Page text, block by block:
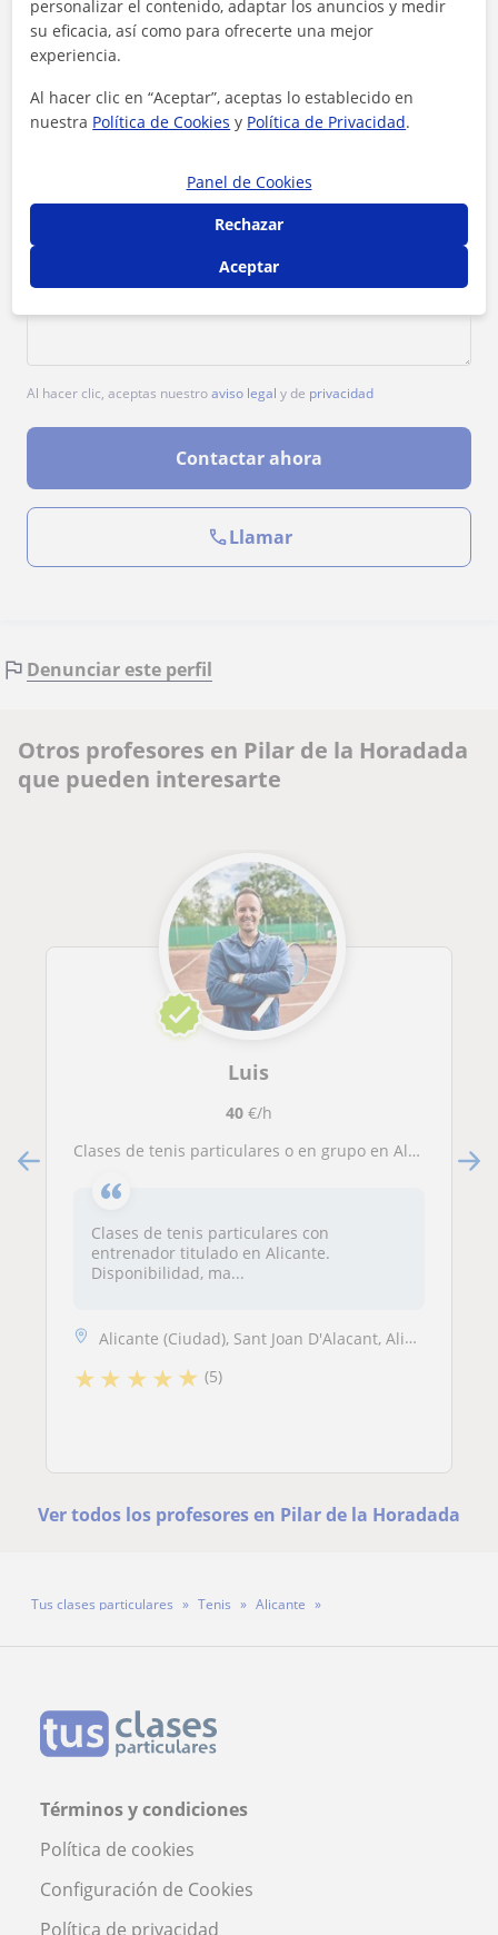
1ª clase gratis
Al hacer clic, aceptas nuestroaviso legal y de privacidad
Contactar ahora
Llamar
Denunciar este perfil
Otros profesores en Pilar de la Horadada
que pueden interesarte
Luis
40€/h
Clases de tenis particulares o en grupo en Alicante, playa de San Juan
Clases de tenis particulares con
entrenador titulado en Alicante.
Disponibilidad, ma...
Alicante (Ciudad), Sant Joan D'Alacant, Alicante Ciudad, El Campello, Mutxamel, Sant Joan D
★★ ★★★ (5)
Ver todos los profesores en Pilar de la Horadada
Tus clases particulares Tenis
Alicante
Términos y condiciones
Política de cookies
Configuración de Cookies
Política de privacidad
personalizar el contenido, adaptar los anuncios y medir
su eficacia, así como para ofrecerte una mejor
experiencia.
Al hacer clic en “Aceptar”, aceptas lo establecido en
nuestra Política de Cookies y Política de Privacidad.
Panel de Cookies
Rechazar
Aceptar